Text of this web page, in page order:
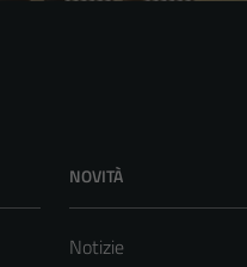
NOVITÀ
Notizie